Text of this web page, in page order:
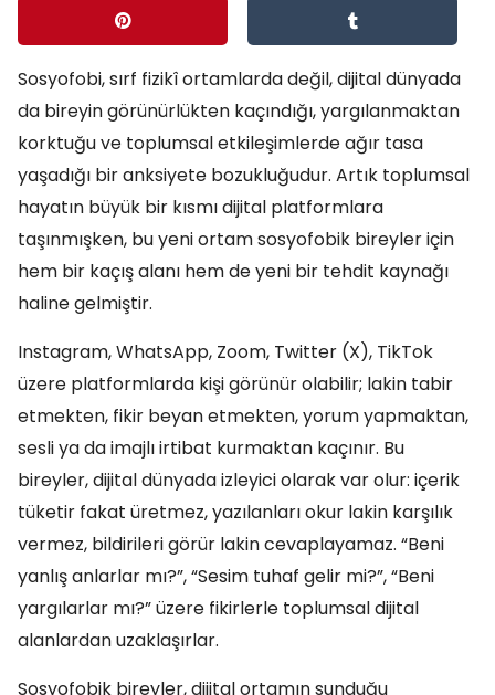
Sosyofobi, sırf fizikî ortamlarda değil, dijital dünyada
da bireyin görünürlükten kaçındığı, yargılanmaktan
korktuğu ve toplumsal etkileşimlerde ağır tasa
yaşadığı bir anksiyete bozukluğudur. Artık toplumsal
hayatın büyük bir kısmı dijital platformlara
taşınmışken, bu yeni ortam sosyofobik bireyler için
hem bir kaçış alanı hem de yeni bir tehdit kaynağı
haline gelmiştir.
Instagram, WhatsApp, Zoom, Twitter (X), TikTok
üzere platformlarda kişi görünür olabilir; lakin tabir
etmekten, fikir beyan etmekten, yorum yapmaktan,
sesli ya da imajlı irtibat kurmaktan kaçınır. Bu
bireyler, dijital dünyada izleyici olarak var olur: içerik
tüketir fakat üretmez, yazılanları okur lakin karşılık
vermez, bildirileri görür lakin cevaplayamaz. “Beni
yanlış anlarlar mı?”, “Sesim tuhaf gelir mi?”, “Beni
yargılarlar mı?” üzere fikirlerle toplumsal dijital
alanlardan uzaklaşırlar.
Sosyofobik bireyler, dijital ortamın sunduğu